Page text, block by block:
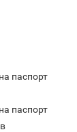
паспорт
паспорт